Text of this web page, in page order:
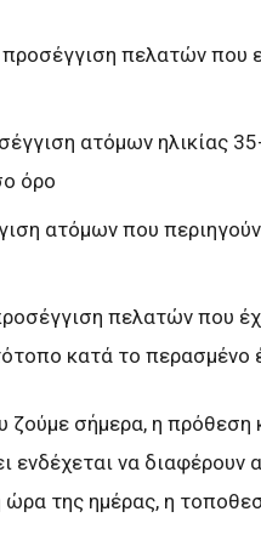
πελατών που
ατόμων ηλικίας
όρο
ατόμων που
πελατών που
κατά το περασμένο
σήμερα, η πρόθεση
ενδέχεται να διαφέρουν
της ημέρας, η